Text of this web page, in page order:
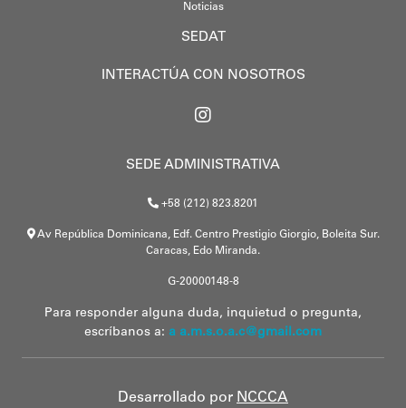
Noticias
SEDAT
INTERACTÚA CON NOSOTROS
SEDE ADMINISTRATIVA
+58 (212) 823.8201
Av República Dominicana, Edf. Centro Prestigio Giorgio, Boleita Sur.
Caracas, Edo Miranda.
G-20000148-8
Para responder alguna duda, inquietud o pregunta,
escríbanos a: a a.m.s.o.a.c@gmail.com
Desarrollado por NCCCA